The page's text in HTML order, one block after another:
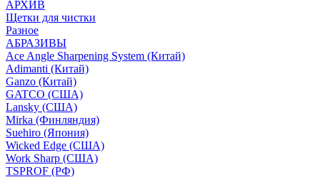
АРХИВ
Щетки для чистки
Разное
АБРАЗИВЫ
Ace Angle Sharpening System (Китай)
Adimanti (Китай)
Ganzo (Китай)
GATCO (США)
Lansky (США)
Mirka (Финляндия)
Suehiro (Япония)
Wicked Edge (США)
Work Sharp (США)
TSPROF (РФ)